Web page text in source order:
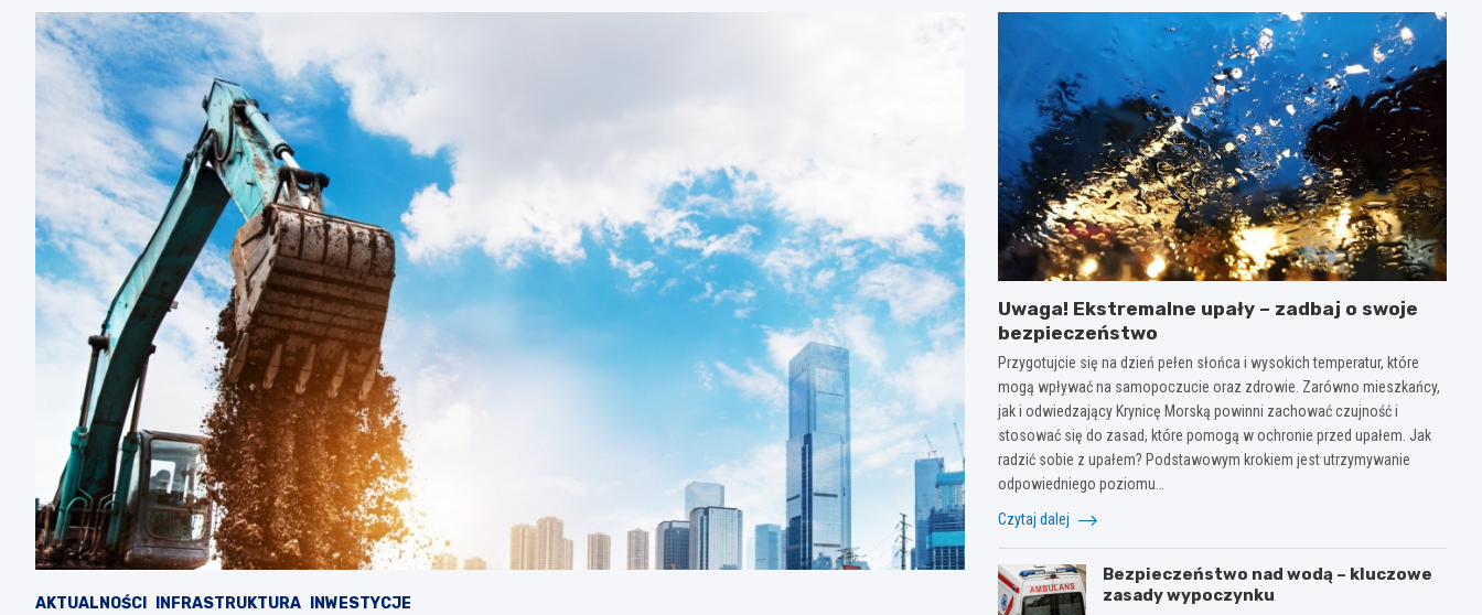
AKTUALNOŚCI INFRASTRUKTURA INWESTYCJE
Uwaga! Ekstremalne upały – zadbaj o swoje
bezpieczeństwo
Przygotujcie się na dzień pełen słońca i wysokich temperatur, które
mogą wpływać na samopoczucie oraz zdrowie. Zarówno mieszkańcy,
jak i odwiedzający Krynicę Morską powinni zachować czujność i
stosować się do zasad, które pomogą w ochronie przed upałem. Jak
radzić sobie z upałem? Podstawowym krokiem jest utrzymywanie
odpowiedniego poziomu…
Czytaj dalej
Bezpieczeństwo nad wodą – kluczowe
zasady wypoczynku